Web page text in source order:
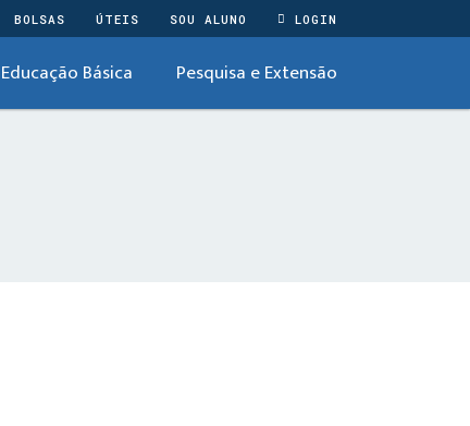
BOLSAS ÚTEIS SOU ALUNO LOGIN
Educação Básica Pesquisa e Extensão